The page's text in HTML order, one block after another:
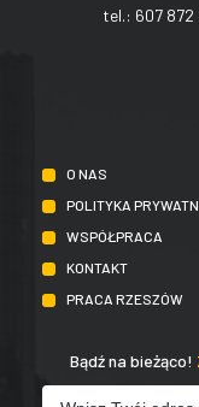
tel.: 607 872
O NAS
POLITYKA
WSPÓŁPRACA
KONTAKT
PRACA RZESZÓW
Bądź na bieżąco!